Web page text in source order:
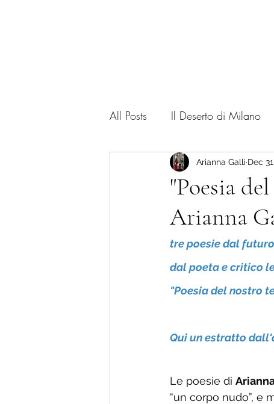
All Posts Il Deserto di Milano
Art Critic my books
"Poesia
Arianna
Arianna Galli Dec
tre poesie dal
dal poeta e critico
"Poesia del nostro
Qui un estratto
Le poesie di
“un corpo nudo”, e